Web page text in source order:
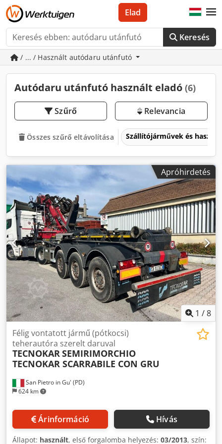
Keresés
Elad
/ ... / Használt autódaru utánfutó
Autódaru utánfutó használt eladó (6)
Szűrő Relevancia
Összes szűrő eltávolítása Szállítójárművek és
Apróhirdetés
1 /8
San Pietro in Gu' (PD)
624 km
Félig vontatott jármű (pótkocsi)
teherautóra szerelt daruval
TECNOKARSEMIRIMORCHIO
TECNOKAR SCARRABILE CON GRU
Árinformáció Hívás
Állapot: használt, első forgalomba helyezés: 03/2013, szín: